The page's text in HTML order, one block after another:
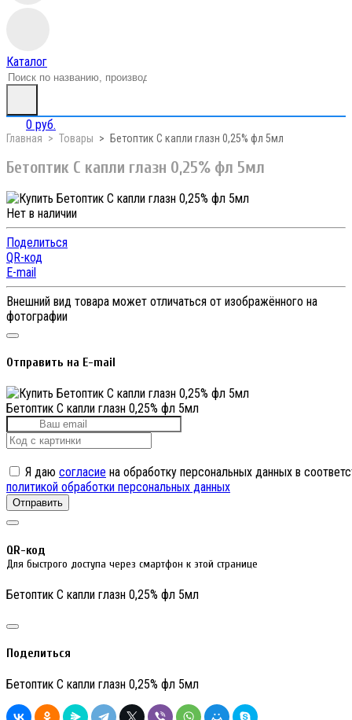
Каталог
0 руб.
Главная Товары Бетоптик С капли глазн 0,25% фл 5мл
Бетоптик С капли глазн 0,25% фл 5мл
Нет в наличии
Поделиться
QR-код
E-mail
Внешний вид товара может отличаться от изображённого на
фотографии
Отправить на E-mail
Бетоптик С капли глазн 0,25% фл 5мл
Я даю согласие на обработку персональных данных в
политикой обработки персональных данных
Отправить
QR-код
Для быстрого доступа через смартфон к этой странице
Бетоптик С капли глазн 0,25% фл 5мл
Поделиться
Бетоптик С капли глазн 0,25% фл 5мл